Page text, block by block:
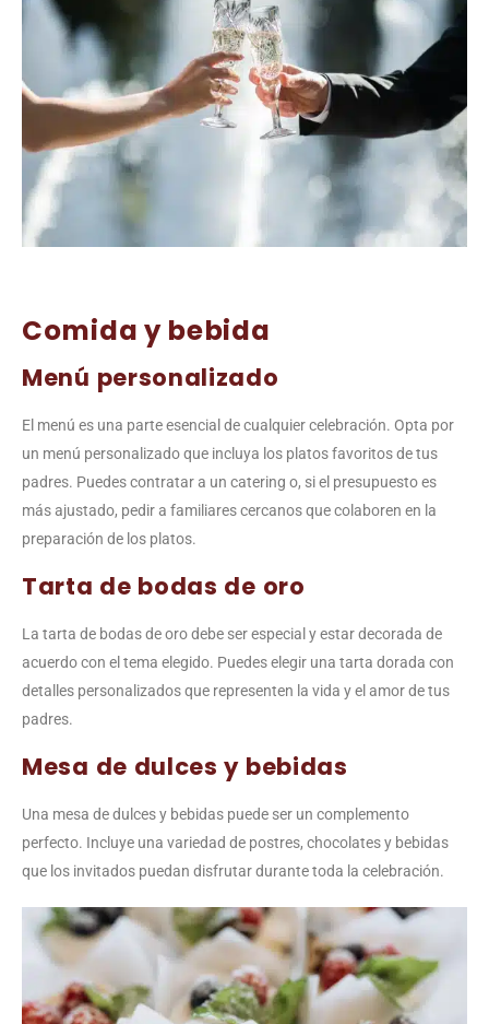
Comida y bebida
Menú personalizado
El menú es una parte esencial de cualquier celebración. Opta por
un menú personalizado que incluya los platos favoritos de tus
padres. Puedes contratar a un catering o, si el presupuesto es
más ajustado, pedir a familiares cercanos que colaboren en la
preparación de los platos.
Tarta de bodas de oro
La tarta de bodas de oro debe ser especial y estar decorada de
acuerdo con el tema elegido. Puedes elegir una tarta dorada con
detalles personalizados que representen la vida y el amor de tus
padres.
Mesa de dulces y bebidas
Una mesa de dulces y bebidas puede ser un complemento
perfecto. Incluye una variedad de postres, chocolates y bebidas
que los invitados puedan disfrutar durante toda la celebración.